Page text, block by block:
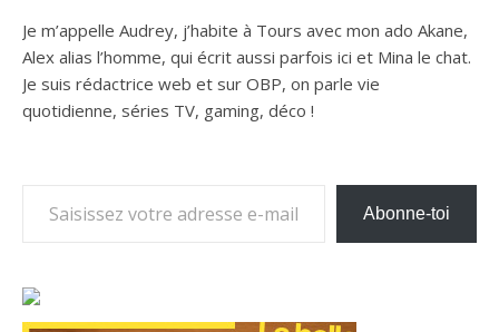
Je m’appelle Audrey, j’habite à Tours avec mon ado Akane,
Alex alias l’homme, qui écrit aussi parfois ici et Mina le chat.
Je suis rédactrice web et sur OBP, on parle vie
quotidienne, séries TV, gaming, déco !
Abonne-toi